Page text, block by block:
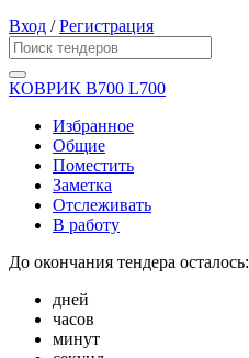
Вход /Регистрация
КОВРИК B700 L700
Избранное
Общие
Поместить
Заметка
Отслеживать
В работу
До окончания тендера осталось:
дней
часов
минут